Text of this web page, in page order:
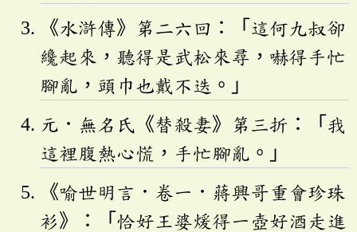
《水滸傳》第二六回：「這何九叔卻
纔起來，聽得是武松來尋，嚇得手忙
腳亂，頭巾也戴不迭。」
元．無名氏《替殺妻》第三折：「我
這裡腹熱心慌，手忙腳亂。」
《喻世明言．卷一．蔣興哥重會珍珠
衫》：「恰好王婆煖得一壺好酒走進